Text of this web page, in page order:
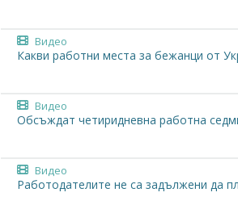
Видео
Какви работни места за бежанци от
Видео
Обсъждат четиридневна работна
Видео
Работодателите не са задължени да